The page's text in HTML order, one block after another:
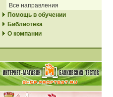
Все направления
Помощь в обучении
Библиотека
О компании